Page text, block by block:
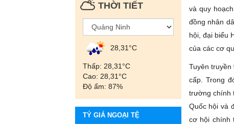
và quy
đồng nhân
hội, đại biểu
của các cơ
Tuyên
cấp. Trong
trường chính
Quốc hội và
cơ hội chính
THỜI TIẾT
28,31°С
Thấp: 28,31°С
Cao: 28,31°С
Độ ẩm: 87%
TỶ GIÁ NGOẠI TỆ